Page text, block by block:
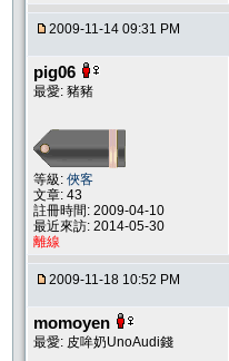
2009-11-14 09:31 PM
pig06
最愛: 豬豬
等級: 俠客
文章: 43
註冊時間: 2009-04-10
最近來訪: 2014-05-30
離線
2009-11-18 10:52 PM
momoyen
最愛: 皮哞奶UnoAudi錢